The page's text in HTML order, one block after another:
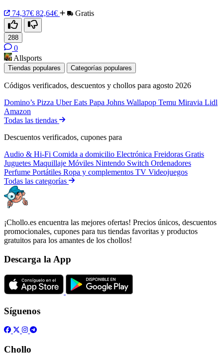
74,37€ 82,64€ Gratis
288
0
Allsports
Tiendas populares Categorías populares
Códigos verificados, descuentos y chollos para agosto 2026
Domino’s Pizza Uber Eats Papa Johns Wallapop Temu Miravia Lidl
Amazon
Todas las tiendas
Descuentos verificados, cupones para
Audio & Hi-Fi Comida a domicilio Electrónica Freidoras Gratis
Juguetes Maquillaje Móviles Nintendo Switch Ordenadores
Perfume Portátiles Ropa y complementos TV Videojuegos
Todas las categorías
¡Chollo.es encuentra las mejores ofertas! Precios únicos, descuentos
promocionales, cupones para tus tiendas favoritas y productos
gratuitos para los amantes de los chollos!
Descarga la App
Síguenos
Chollo